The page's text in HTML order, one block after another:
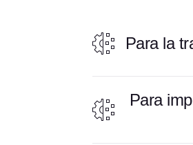
Para la
Para